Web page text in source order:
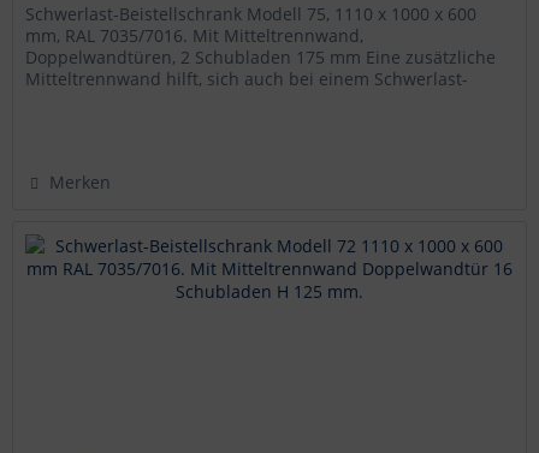
Schwerlast-Beistellschrank Modell 75, 1110 x 1000 x 600
mm, RAL 7035/7016. Mit Mitteltrennwand,
Doppelwandtüren, 2 Schubladen 175 mm Eine zusätzliche
Mitteltrennwand hilft, sich auch bei einem Schwerlast-
Merken